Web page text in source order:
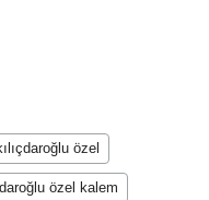
özel
özel kalem